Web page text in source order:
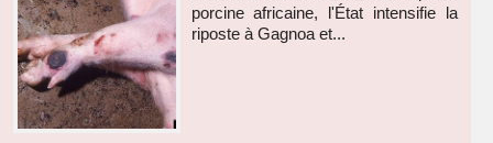
porcine africaine, l'État intensifie la
riposte à Gagnoa et...